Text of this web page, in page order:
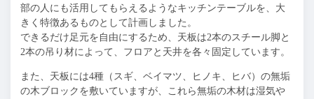
部の人にも活用してもらえるようなキッチンテーブルを、大
きく特徴あるものとして計画しました。
できるだけ足元を自由にするため、天板は2本のスチール脚と
2本の吊り材によって、フロアと天井を各々固定しています。
また、天板には4種（スギ、ベイマツ、ヒノキ、ヒバ）の無垢
の木ブロックを敷いていますが、これら無垢の木材は湿気や